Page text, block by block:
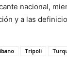
nacional,
y a las
Tripoli